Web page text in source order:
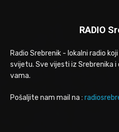
RADIO
Radio Srebrenik - lokalni radio
svijetu. Sve vijesti iz Srebrenika i
vama.
Pošaljite nam mail na :